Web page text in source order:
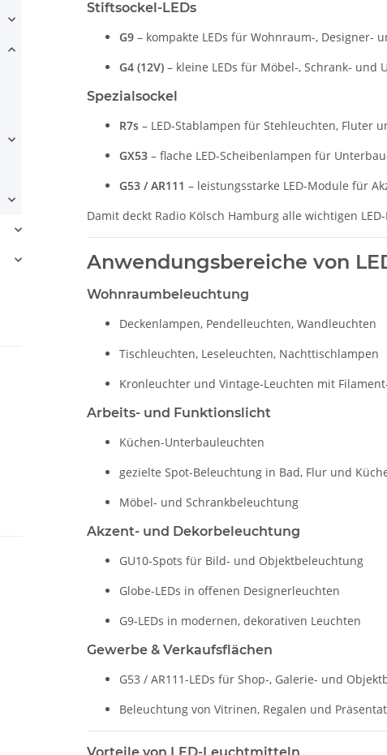
Stiftsockel-LEDs
G9 – kompakte LEDs für Wohnraum-, Designer-
G4 (12V) – kleine LEDs für Möbel-, Schrank- und
Spezialsockel
R7s – LED-Stablampen für Stehleuchten, Fluter
GX53 – flache LED-Scheibenlampen für
G53 / AR111 – leistungsstarke LED-Module für
Damit deckt Radio Kölsch Hamburg alle wichtigen
Anwendungsbereiche von
Wohnraumbeleuchtung
Deckenlampen, Pendelleuchten, Wandleuchten
Tischleuchten, Leseleuchten, Nachttischlampen
Kronleuchter und Vintage-Leuchten mit
Arbeits- und Funktionslicht
Küchen-Unterbauleuchten
gezielte Spot-Beleuchtung in Bad, Flur und
Möbel- und Schrankbeleuchtung
Akzent- und Dekorbeleuchtung
GU10-Spots für Bild- und Objektbeleuchtung
Globe-LEDs in offenen Designerleuchten
G9-LEDs in modernen, dekorativen Leuchten
Gewerbe & Verkaufsflächen
G53 / AR111-LEDs für Shop-, Galerie- und
Beleuchtung von Vitrinen, Regalen und